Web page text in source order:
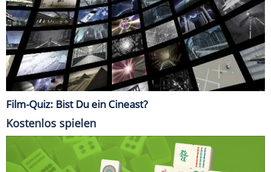
Film-Quiz: Bist Du ein Cineast?
Kostenlos spielen